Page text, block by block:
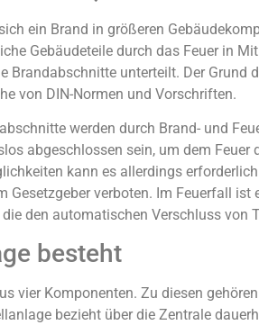
ein Brand in größeren
Gebäudeteile durch das Feuer in
Brandabschnitte unterteilt. Der
von DIN-Normen und Vorschriften.
werden durch Brand- und
abgeschlossen sein, um dem
kann es allerdings
Gesetzgeber verboten. Im Feuerfall
den automatischen Verschluss von
besteht
vier Komponenten. Zu diesen
bezieht über die Zentrale